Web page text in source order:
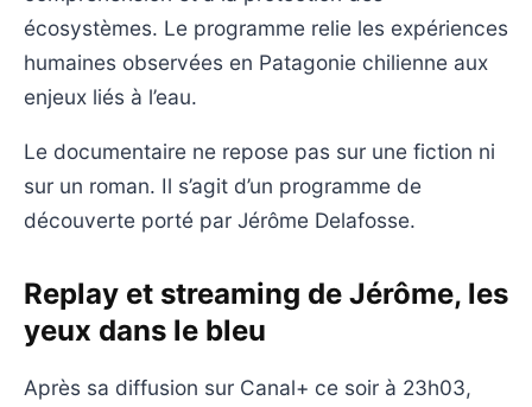
écosystèmes. Le programme relie les expériences
humaines observées en Patagonie chilienne aux
enjeux liés à l’eau.
Le documentaire ne repose pas sur une fiction ni
sur un roman. Il s’agit d’un programme de
découverte porté par Jérôme Delafosse.
Replay et streaming de Jérôme, les
yeux dans le bleu
Après sa diffusion sur Canal+ ce soir à 23h03,